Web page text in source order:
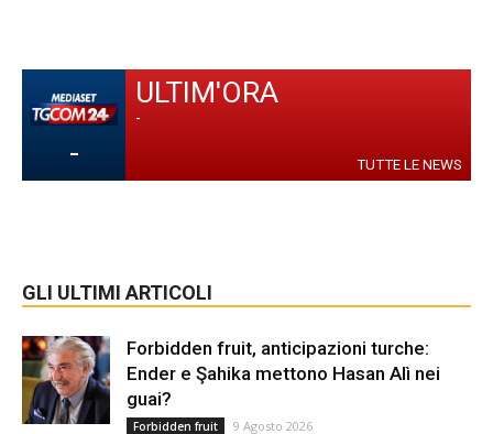
-
ULTIM'ORA
-
TUTTE LE NEWS
GLI ULTIMI ARTICOLI
Forbidden fruit, anticipazioni turche:
Ender e Şahika mettono Hasan Alì nei
guai?
Forbidden fruit 9 Agosto 2026